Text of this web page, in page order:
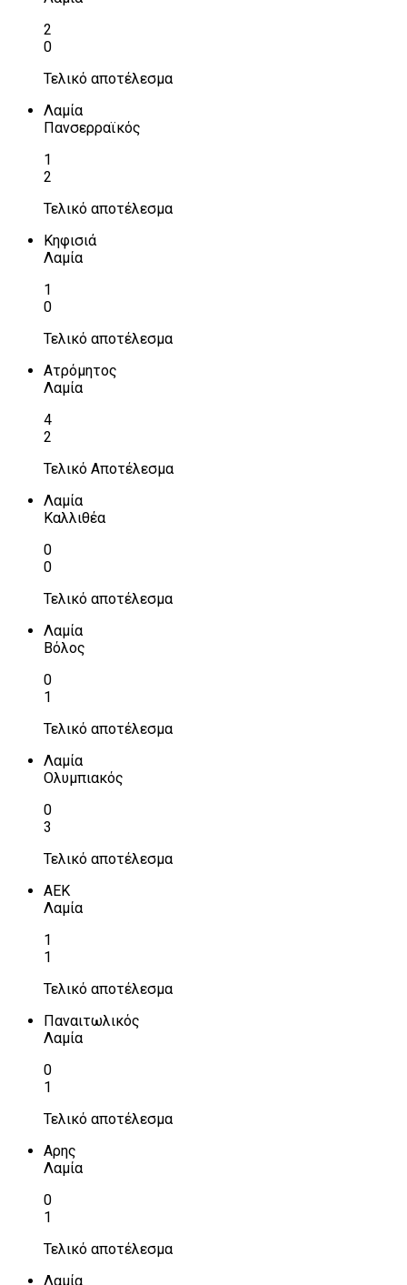
2
0
Τελικό αποτέλεσμα
Λαμία
Πανσερραϊκός
1
2
Τελικό αποτέλεσμα
Κηφισιά
Λαμία
1
0
Τελικό αποτέλεσμα
Ατρόμητος
Λαμία
4
2
Τελικό Αποτέλεσμα
Λαμία
Καλλιθέα
0
0
Τελικό αποτέλεσμα
Λαμία
Βόλος
0
1
Τελικό αποτέλεσμα
Λαμία
Ολυμπιακός
0
3
Τελικό αποτέλεσμα
ΑΕΚ
Λαμία
1
1
Τελικό αποτέλεσμα
Παναιτωλικός
Λαμία
0
1
Τελικό αποτέλεσμα
Αρης
Λαμία
0
1
Τελικό αποτέλεσμα
Λαμία